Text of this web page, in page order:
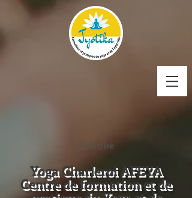
S'inscrire
Yoga Charleroi AFEYA
Centre de formation et de